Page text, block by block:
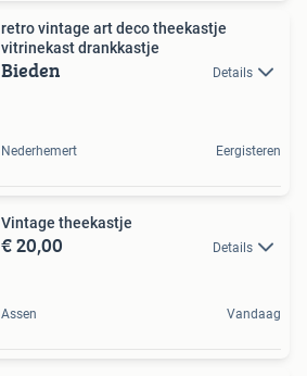
retro vintage art deco theekastje
vitrinekast drankkastje
Bieden Details
Nederhemert Eergisteren
Vintage theekastje
€ 20,00 Details
Assen Vandaag